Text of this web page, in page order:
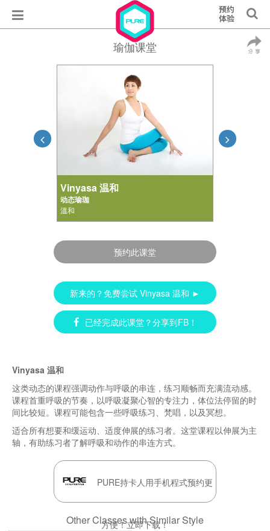
瑜伽课堂
Vinyasa 温和
动态瑜珈
溫和
预约此课堂
新来的？免费尝试 Vinyasa 温和 ►
已经完成此课堂？分享到FB！
Vinyasa 温和
这类动态的课程强调动作与呼吸的串连，练习顺畅而充满流动感。
课程首重呼吸的节奏，以呼吸凝聚心智的专注力，体位法停留的时
间比较短。课程可能包含一些呼吸练习、梵唱，以及冥想。
适合所有想要和缓运动、适度伸展的练习者。这堂课程以伸展为主
轴，有助练习者了解呼吸和动作的串连方式。
PURE持卡人用手机程式预约更
方便！立即下载！
Other Classes with Similar Style